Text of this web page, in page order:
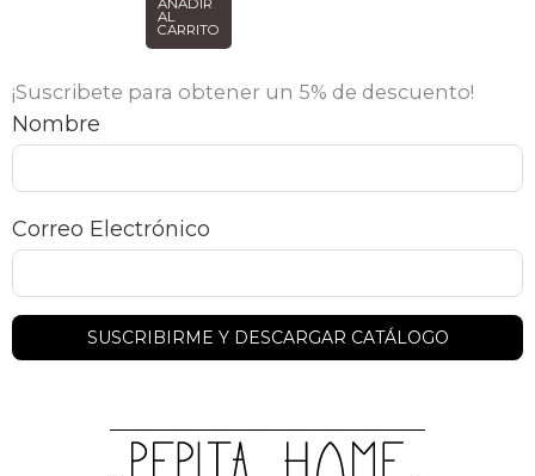
AÑADIR
AL
CARRITO
¡Suscribete para obtener un 5% de descuento!
Nombre
Correo Electrónico